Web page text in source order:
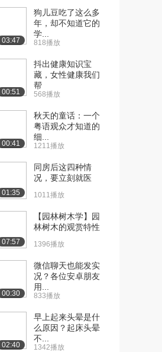
汉字学习顺序
07:00
字检测方法 16:45
论计算工作
总结——怎么
04:51
课程提问 03:40
程回顾 02:36
念地图初步
系联性思考
理解型学习 17:38
03:47
狗儿豆吃了这么多
年，却不知道它的
学...
818播放
00:51
抖出健康知识宝
藏，女性健康我们
帮
568播放
00:41
秋天的童话：一个
粤语观众才知道的
细...
1211播放
01:35
同房后这四种情
况，要立刻就医
1011播放
07:57
【园林树木学】园
林树木的观赏特性
1396播放
00:30
微信聊天也能发实
况？各位安卓朋友
用...
833播放
02:40
早上起来头晕是什
么原因？起床头晕
不...
1342播放